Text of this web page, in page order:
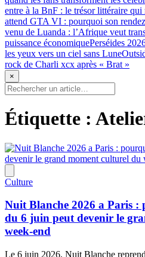
entre à la BnF : le trésor littéraire qui
attend GTA VI : pourquoi son
venu de Luanda : l’Afrique veut
puissance économiquePerséides
les yeux vers un ciel sans Lune
rock de Charli xcx après « Brat »
×
Étiquette :
Culture
Nuit Blanche 2026 a Paris :
du 6 juin peut devenir le
week-end
Le 6 juin 2026, Nuit Blanche